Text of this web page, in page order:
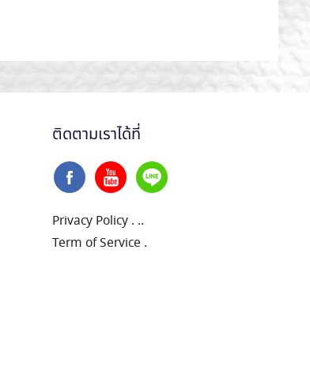
ติดตามเราได้ที่
Privacy Policy . ..
Term of Service .